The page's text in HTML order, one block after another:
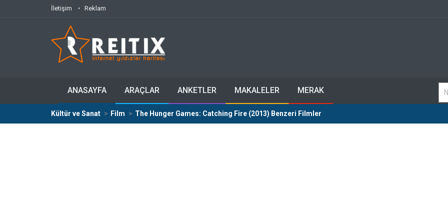
İletişim Reklam
ANASAYFA ARAÇLAR ANKETLER MAKALELER MERAK
Kültür ve Sanat Film The Hunger Games: Catching Fire (2013) Benzeri Filmler